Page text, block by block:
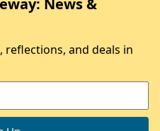
News &
reflections, and deals in